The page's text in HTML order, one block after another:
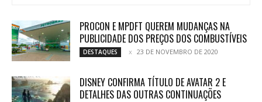
PROCON E MPDFT QUEREM MUDANÇAS NA
PUBLICIDADE DOS PREÇOS DOS COMBUSTÍVEIS
DESTAQUES 23 DE NOVEMBRO DE 2020
DISNEY CONFIRMA TÍTULO DE AVATAR 2 E
DETALHES DAS OUTRAS CONTINUAÇÕES